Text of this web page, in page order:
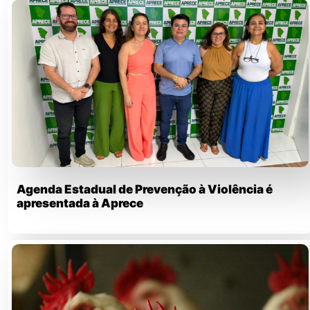
Agenda Estadual de Prevenção à Violência é
apresentada à Aprece